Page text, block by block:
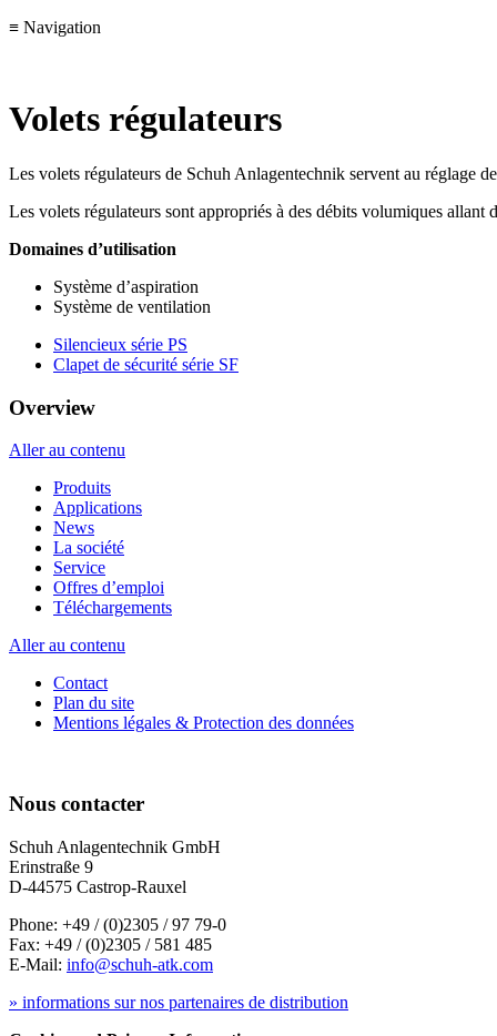
≡ Navigation
Volets régulateurs
Les volets régulateurs de Schuh Anlagentechnik servent au réglage
Les volets régulateurs sont appropriés à des débits volumiques allant
Domaines d’utilisation
Système d’aspiration
Système de ventilation
Silencieux série PS
Clapet de sécurité série SF
Overview
Aller au contenu
Produits
Applications
News
La société
Service
Offres d’emploi
Téléchargements
Aller au contenu
Contact
Plan du site
Mentions légales & Protection des données
Nous contacter
Schuh Anlagentechnik GmbH
Erinstraße 9
D-44575 Castrop-Rauxel
Phone: +49 / (0)2305 / 97 79-0
Fax: +49 / (0)2305 / 581 485
E-Mail: info@schuh-atk.com
» informations sur nos partenaires de distribution